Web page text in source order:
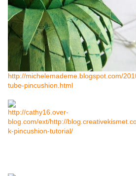
http://michelemademe.blogspot.com/
tube-pincushion.html
http://cathy16.over-
blog.com/ext/http://
k-pincushion-tutorial/